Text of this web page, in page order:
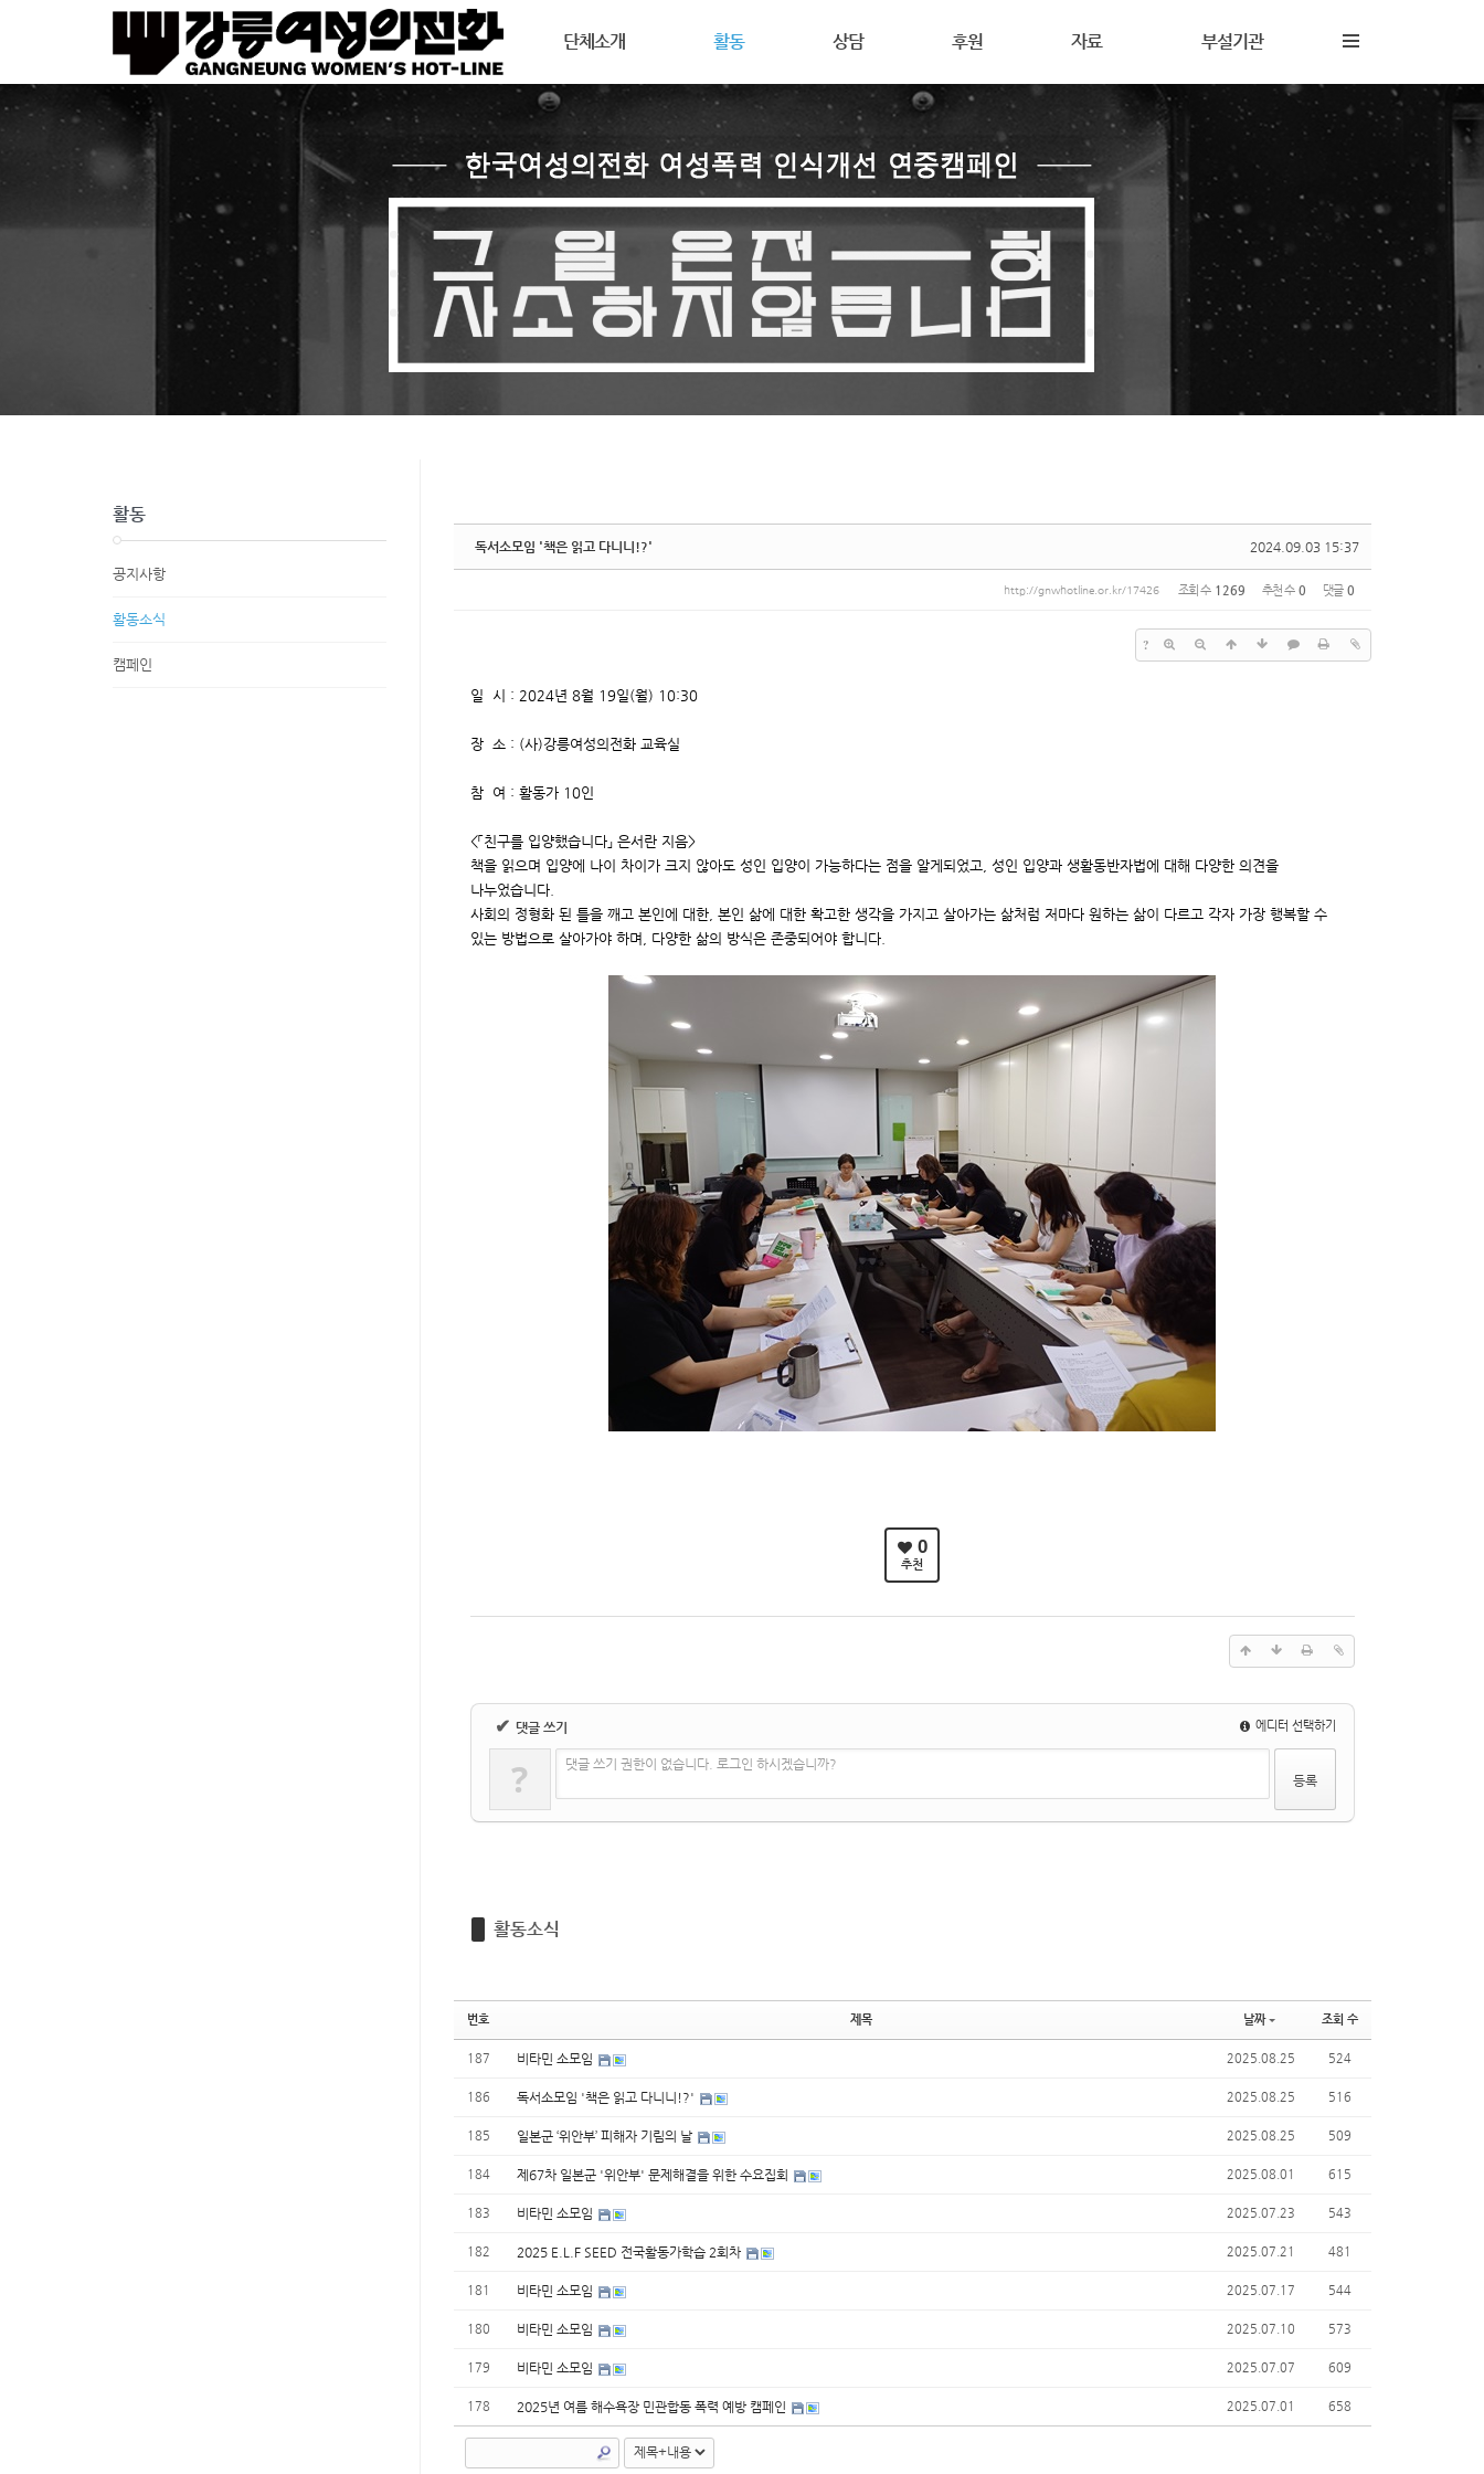
단체소개
강릉여성의전화는
목표
조직도
오시는길
활동
캠페인
상담
상담안내
여성주의상담이란
온라인 상담
후원
후원안내
회원활동
자원활동
자료
재정보고
갤러리
부설기관
해솔상담소
2024.09.03 15:37
독서소모임 '책은 읽고 다니니!?'
http://gnwhotline.or.kr/17426 조회 수 1269 추천 수 0 댓글 0
?
일 시 : 2024년 8월 19일(월) 10:30
장 소 : (사)강릉여성의전화 교육실
참 여 : 활동가 10인
<「친구를 입양했습니다」 은서란 지음>
책을 읽으며 입양에 나이 차이가 크지 않아도 성인 입양이 가능하다는 점을 알게되었고, 성인 입양과 생활동반자법에 대해 다양한 의견을
나누었습니다.
사회의 정형화 된 틀을 깨고 본인에 대한, 본인 삶에 대한 확고한 생각을 가지고 살아가는 삶처럼 저마다 원하는 삶이 다르고 각자 가장 행복할 수
있는 방법으로 살아가야 하며, 다양한 삶의 방식은 존중되어야 합니다.
0
추천
✔ 댓글 쓰기 에디터 선택하기
? 댓글 쓰기 권한이 없습니다. 로그인 하시겠습니까?
활동소식
번호 제목 날짜 조회 수
187 비타민 소모임 2025.08.25 524
186 독서소모임 '책은 읽고 다니니!?' 2025.08.25 516
185 일본군 ‘위안부’ 피해자 기림의 날 2025.08.25 509
184 제67차 일본군 '위안부' 문제해결을 위한 수요집회 2025.08.01 615
183 비타민 소모임 2025.07.23 543
182 2025 E.L.F SEED 전국활동가학습 2회차 2025.07.21 481
181 비타민 소모임 2025.07.17 544
180 비타민 소모임 2025.07.10 573
179 비타민 소모임 2025.07.07 609
178 2025년 여름 해수욕장 민관합동 폭력 예방 캠페인 2025.07.01 658
활동
공지사항
활동소식
캠페인